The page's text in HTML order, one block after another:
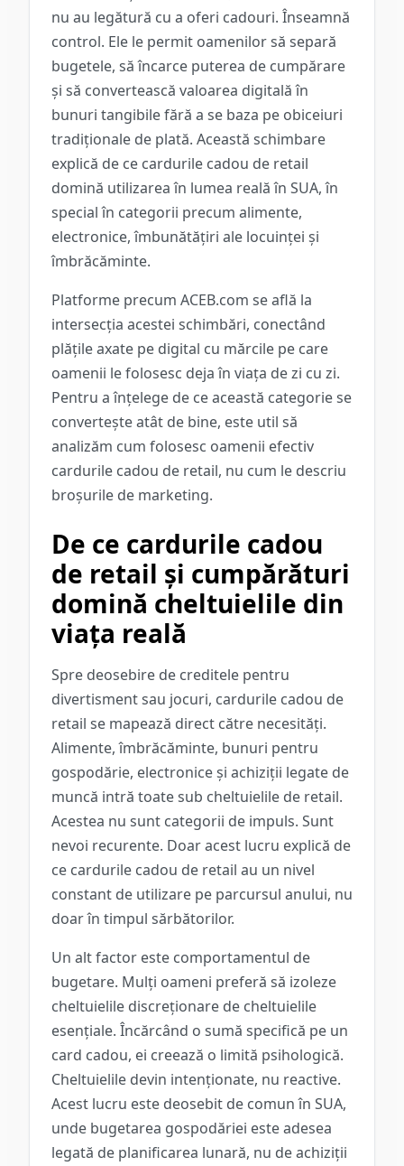
nu au legătură cu a oferi cadouri. Înseamnă
control. Ele le permit oamenilor să separă
bugetele, să încarce puterea de cumpărare
și să convertească valoarea digitală în
bunuri tangibile fără a se baza pe obiceiuri
tradiționale de plată. Această schimbare
explică de ce cardurile cadou de retail
domină utilizarea în lumea reală în SUA, în
special în categorii precum alimente,
electronice, îmbunătățiri ale locuinței și
îmbrăcăminte.
Platforme precum ACEB.com se află la
intersecția acestei schimbări, conectând
plățile axate pe digital cu mărcile pe care
oamenii le folosesc deja în viața de zi cu zi.
Pentru a înțelege de ce această categorie se
convertește atât de bine, este util să
analizăm cum folosesc oamenii efectiv
cardurile cadou de retail, nu cum le descriu
broșurile de marketing.
De ce cardurile cadou
de retail și cumpărături
domină cheltuielile din
viața reală
Spre deosebire de creditele pentru
divertisment sau jocuri, cardurile cadou de
retail se mapează direct către necesități.
Alimente, îmbrăcăminte, bunuri pentru
gospodărie, electronice și achiziții legate de
muncă intră toate sub cheltuielile de retail.
Acestea nu sunt categorii de impuls. Sunt
nevoi recurente. Doar acest lucru explică de
ce cardurile cadou de retail au un nivel
constant de utilizare pe parcursul anului, nu
doar în timpul sărbătorilor.
Un alt factor este comportamentul de
bugetare. Mulți oameni preferă să izoleze
cheltuielile discreționare de cheltuielile
esențiale. Încărcând o sumă specifică pe un
card cadou, ei creează o limită psihologică.
Cheltuielile devin intenționate, nu reactive.
Acest lucru este deosebit de comun în SUA,
unde bugetarea gospodăriei este adesea
legată de planificarea lunară, nu de achiziții